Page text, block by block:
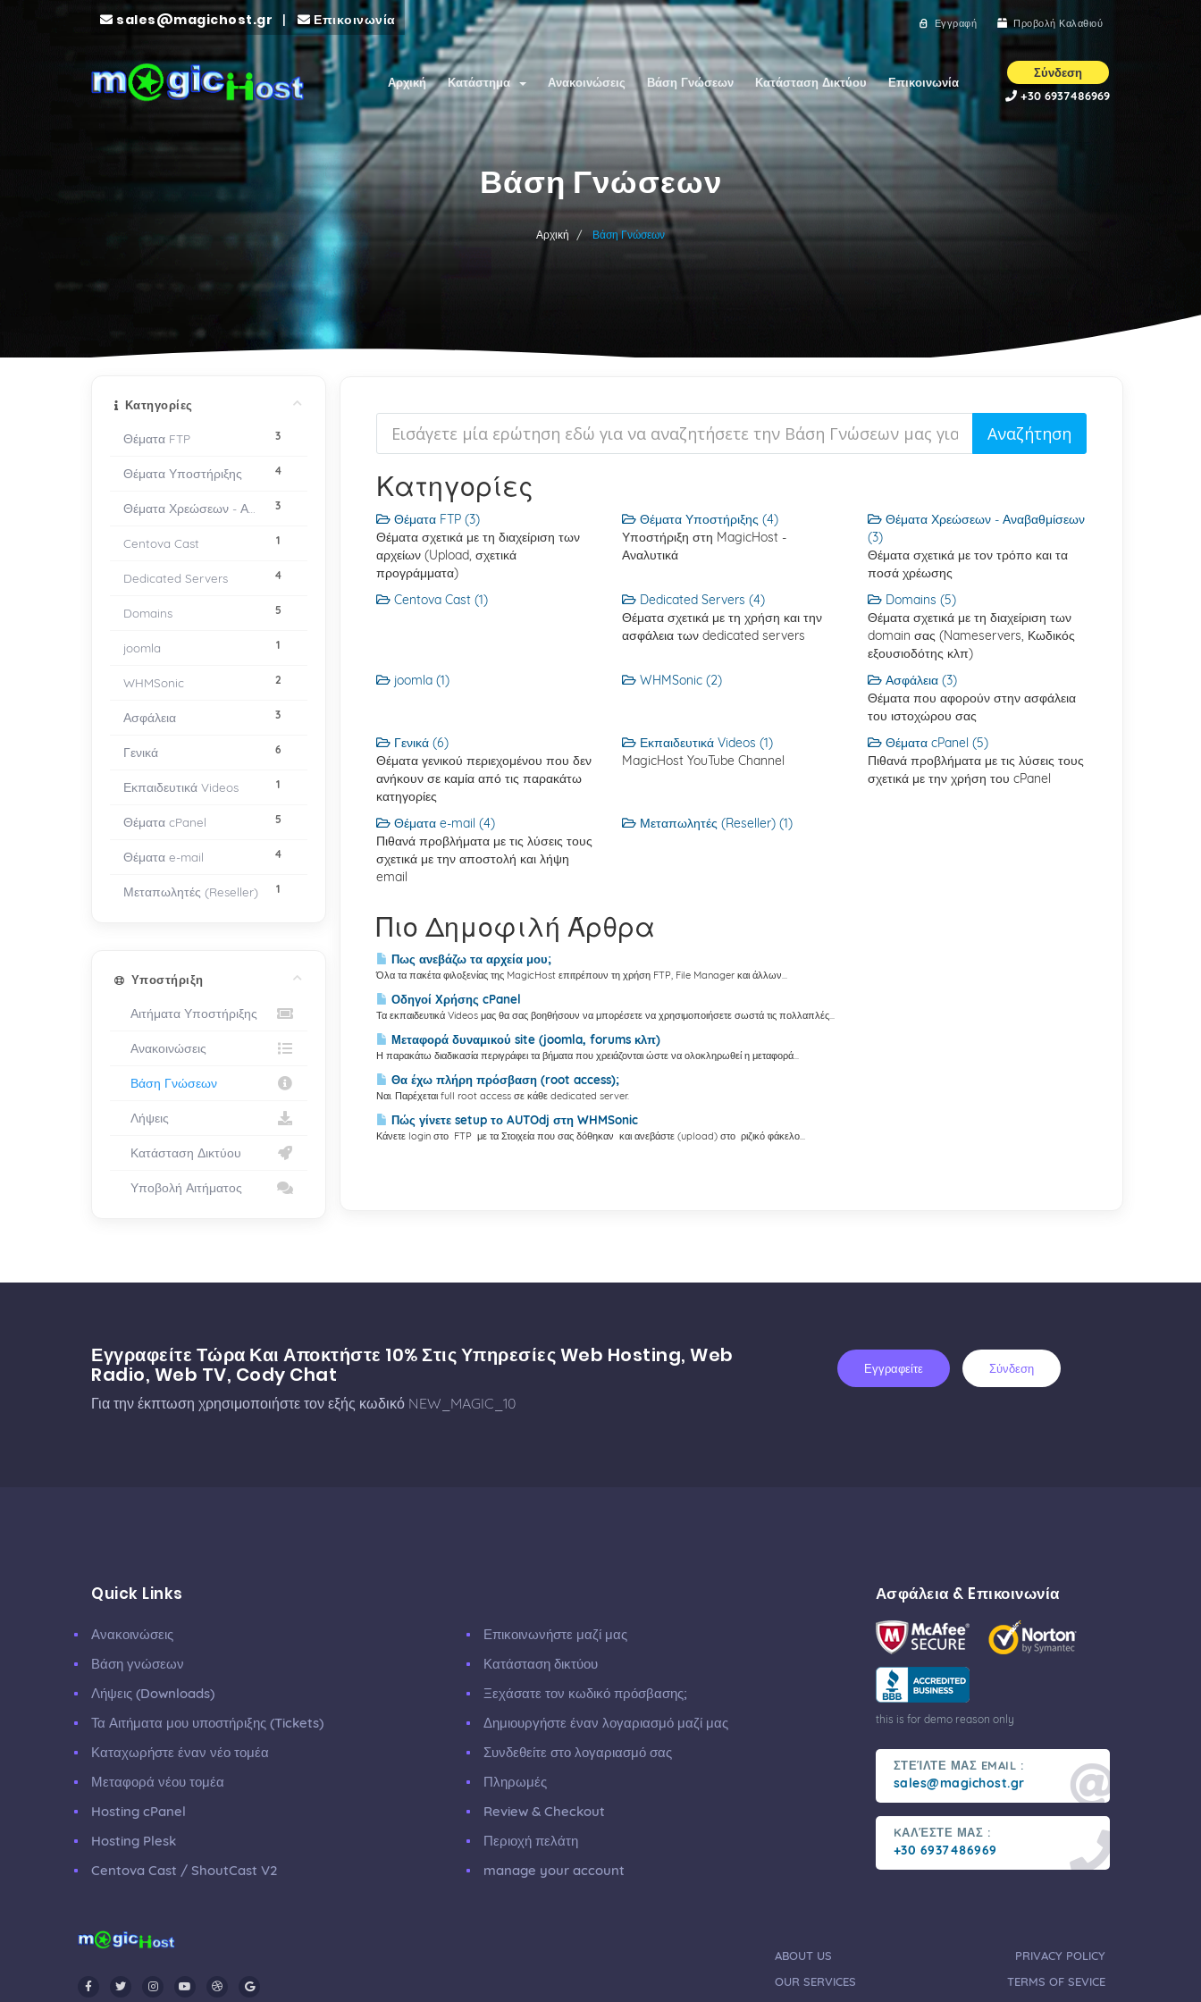
sales@magichost.gr | Επικοινωνία Εγγραφή Προβολή Καλαθιού
Αρχική Κατάστημα Ανακοινώσεις Βάση Γνώσεων Κατάσταση Δικτύου Επικοινωνία
Σύνδεση
+30 6937486969
Βάση Γνώσεων
Αρχική Βάση Γνώσεων
Κατηγορίες
3
Θέματα FTP
4
Θέματα Υποστήριξης
3
1
Centova Cast
4
Dedicated Servers
5
Domains
1
joomla
2
WHMSonic
3
Ασφάλεια
6
Γενικά
1
Εκπαιδευτικά Videos
5
Θέματα cPanel
4
Θέματα e-mail
1
Μεταπωλητές (Reseller)
Κατηγορίες
Θέματα FTP (3)
Θέματα σχετικά με τη διαχείριση των
αρχείων (Upload, σχετικά
προγράμματα)
Θέματα Υποστήριξης (4)
Υποστήριξη στη MagicHost -
Αναλυτικά
Θέματα Χρεώσεων - Αναβαθμίσεων
(3)
Θέματα σχετικά με τον τρόπο και τα
ποσά χρέωσης
Centova Cast (1)
Dedicated Servers (4)
Θέματα σχετικά με τη χρήση και την
ασφάλεια των dedicated servers
Domains (5)
Θέματα σχετικά με τη διαχείριση των
domain σας (Nameservers, Κωδικός
εξουσιοδότης κλπ)
joomla (1)
WHMSonic (2)
Ασφάλεια (3)
Θέματα που αφορούν στην ασφάλεια
του ιστοχώρου σας
Γενικά (6)
Θέματα γενικού περιεχομένου που δεν
ανήκουν σε καμία από τις παρακάτω
κατηγορίες
Εκπαιδευτικά Videos (1)
MagicHost YouTube Channel
Θέματα cPanel (5)
Πιθανά προβλήματα με τις λύσεις τους
σχετικά με την χρήση του cPanel
Θέματα e-mail (4)
Πιθανά προβλήματα με τις λύσεις τους
σχετικά με την αποστολή και λήψη
email
Μεταπωλητές (Reseller) (1)
Πιο Δημοφιλή Άρθρα
Πως ανεβάζω τα αρχεία μου;
Όλα τα πακέτα φιλοξενίας της MagicHost επιτρέπουν τη χρήση FTP, File Manager και άλλων...
Οδηγοί Χρήσης cPanel
Τα εκπαιδευτικά Videos μας θα σας βοηθήσουν να μπορέσετε να χρησιμοποιήσετε σωστά τις πολλαπλές...
Μεταφορά δυναμικού site (joomla, forums κλπ)
Η παρακάτω διαδικασία περιγράφει τα βήματα που χρειάζονται ώστε να ολοκληρωθεί η μεταφορά...
Θα έχω πλήρη πρόσβαση (root access);
Ναι. Παρέχεται full root access σε κάθε dedicated server.
Πώς γίνετε setup το AUTOdj στη WHMSonic
Κάνετε login στο FTP με τα Στοιχεία που σας δόθηκαν και ανεβάστε (upload) στο ριζικό φάκελο...
Υποστήριξη
Αιτήματα Υποστήριξης
Ανακοινώσεις
Βάση Γνώσεων
Λήψεις
Κατάσταση Δικτύου
Υποβολή Αιτήματος
Εγγραφείτε Τώρα Και Αποκτήστε 10% Στις Υπηρεσίες Web Hosting, Web
Radio, Web TV, Cody Chat
Για την έκπτωση χρησιμοποιήστε τον εξής κωδικό NEW_MAGIC_10
Εγγραφείτε Σύνδεση
Quick Links
Ανακοινώσεις
Βάση γνώσεων
Λήψεις (Downloads)
Τα Αιτήματα μου υποστήριξης (Tickets)
Καταχωρήστε έναν νέο τομέα
Μεταφορά νέου τομέα
Hosting cPanel
Hosting Plesk
Centova Cast / ShoutCast V2
Επικοινωνήστε μαζί μας
Κατάσταση δικτύου
Ξεχάσατε τον κωδικό πρόσβασης;
Δημιουργήστε έναν λογαριασμό μαζί μας
Συνδεθείτε στο λογαριασμό σας
Πληρωμές
Review & Checkout
Περιοχή πελάτη
manage your account
Ασφάλεια & Eπικοινωνία
this is for demo reason only
ΣΤΕΊΛΤΕ ΜΑΣ EMAIL :
sales@magichost.gr
KΑΛΈΣΤΕ ΜΑΣ :
+30 6937486969
ABOUT US
OUR SERVICES
PRIVACY POLICY
TERMS OF SEVICE